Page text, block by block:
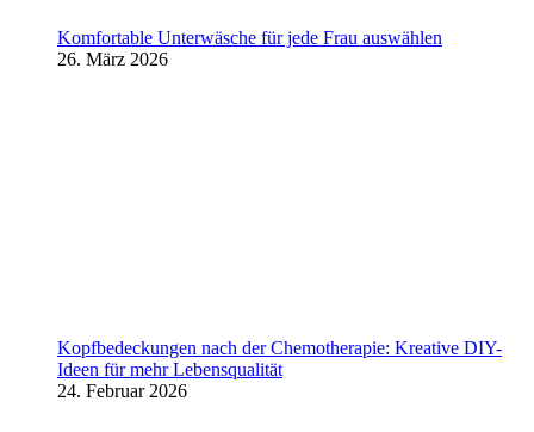
Komfortable Unterwäsche für jede Frau auswählen
26. März 2026
Kopfbedeckungen nach der Chemotherapie: Kreative DIY-
Ideen für mehr Lebensqualität
24. Februar 2026